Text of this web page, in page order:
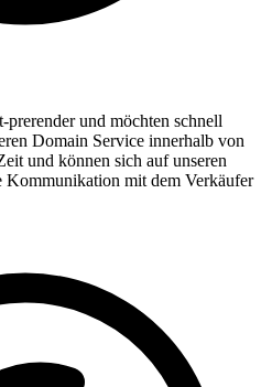
prerender und möchten schnell
Domain Service innerhalb von
und können sich auf unseren
Kommunikation mit dem Verkäufer